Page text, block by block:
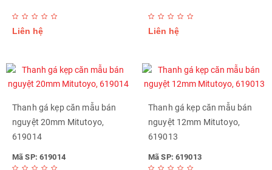
Liên hệ Liên hệ
Thanh gá kẹp căn mẫu bán
nguyệt 20mm Mitutoyo,
619014
Mã SP: 619014
Thanh gá kẹp căn mẫu bán
nguyệt 12mm Mitutoyo,
619013
Mã SP: 619013